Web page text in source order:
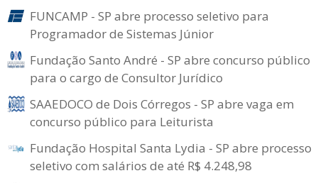
FUNCAMP - SP abre processo seletivo para
Programador de Sistemas Júnior
Fundação Santo André - SP abre concurso público
para o cargo de Consultor Jurídico
SAAEDOCO de Dois Córregos - SP abre vaga em
concurso público para Leiturista
Fundação Hospital Santa Lydia - SP abre processo
seletivo com salários de até R$ 4.248,98